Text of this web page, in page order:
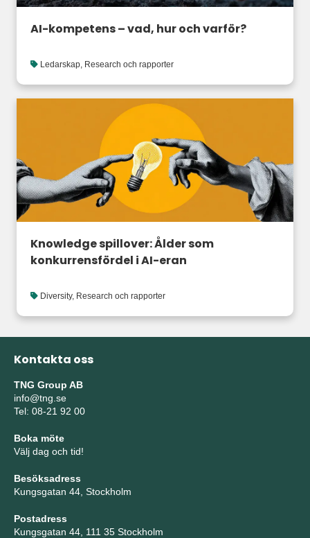
AI-kompetens – vad, hur och varför?
Ledarskap, Research och rapporter
Knowledge spillover: Ålder som
konkurrensfördel i AI-eran
Diversity, Research och rapporter
Kontakta oss
TNG Group AB
info@tng.se
Tel: 08-21 92 00
Boka möte
Välj dag och tid!
Besöksadress
Kungsgatan 44, Stockholm
Postadress
Kungsgatan 44, 111 35 Stockholm